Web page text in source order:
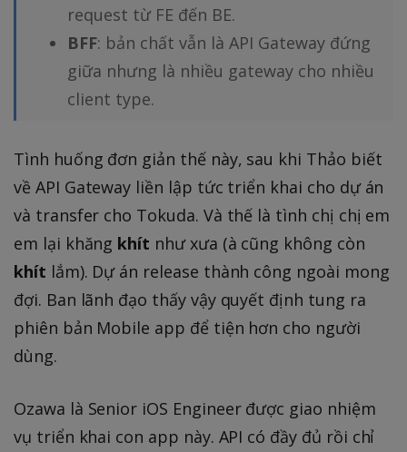
request từ FE đến BE.
BFF: bản chất vẫn là API Gateway đứng
giữa nhưng là nhiều gateway cho nhiều
client type.
Tình huống đơn giản thế này, sau khi Thảo biết
về API Gateway liền lập tức triển khai cho dự án
và transfer cho Tokuda. Và thế là tình chị chị em
em lại khăng khít như xưa (à cũng không còn
khít lắm). Dự án release thành công ngoài mong
đợi. Ban lãnh đạo thấy vậy quyết định tung ra
phiên bản Mobile app để tiện hơn cho người
dùng.
Ozawa là Senior iOS Engineer được giao nhiệm
vụ triển khai con app này. API có đầy đủ rồi chỉ